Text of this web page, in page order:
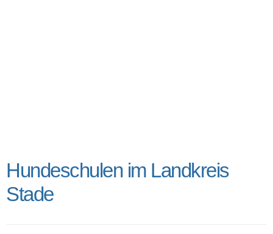
Hundeschulen im Landkreis
Stade